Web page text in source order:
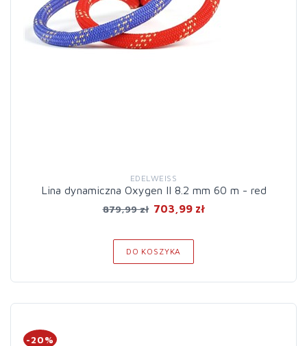
EDELWEISS
Lina dynamiczna Oxygen II 8.2 mm 60 m - red
879,99 zł 703,99 zł
DO KOSZYKA
-20%